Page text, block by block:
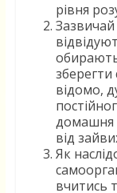
рівня
Зазвичай
зберегти
відомо,
домашня
від
Як
вчитись